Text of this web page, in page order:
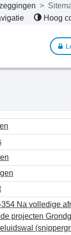
>
Hoog
Na volledige
projecten